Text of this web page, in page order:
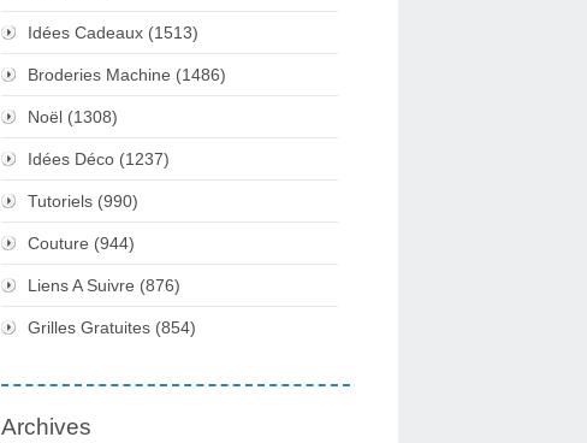
Idées Cadeaux (1513)
Broderies Machine (1486)
Noël (1308)
Idées Déco (1237)
Tutoriels (990)
Couture (944)
Liens A Suivre (876)
Grilles Gratuites (854)
Archives